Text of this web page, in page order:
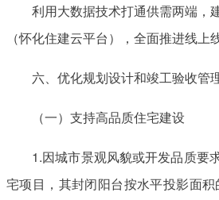
利用大数据技术打通供需两端，
（怀化住建云平台），全面推进线上
六、优化规划设计和竣工验收管
（一）支持高品质住宅建设
1.因城市景观风貌或开发品质要
宅项目，其封闭阳台按水平投影面